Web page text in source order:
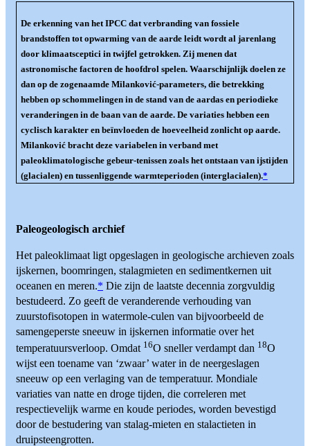
De erkenning van het IPCC dat verbranding van fossiele
brandstoffen tot opwarming van de aarde leidt wordt al jarenlang
door klimaatsceptici in twijfel getrokken. Zij menen dat
astronomische factoren de hoofdrol spelen. Waarschijnlijk doelen ze
dan op de zogenaamde Milanković-parameters, die betrekking
hebben op schommelingen in de stand van de aardas en periodieke
veranderingen in de baan van de aarde. De variaties hebben een
cyclisch karakter en beïnvloeden de hoeveelheid zonlicht op aarde.
Milanković bracht deze variabelen in verband met
paleoklimatologische gebeur-tenissen zoals het ontstaan van ijstijden
(glacialen) en tussenliggende warmteperioden (interglacialen).*
Paleogeologisch archief
Het paleoklimaat ligt opgeslagen in geologische archieven zoals
ijskernen, boomringen, stalagmieten en sedimentkernen uit
oceanen en meren.* Die zijn de laatste decennia zorgvuldig
bestudeerd. Zo geeft de veranderende verhouding van
zuurstofisotopen in watermole-culen van bijvoorbeeld de
samengeperste sneeuw in ijskernen informatie over het
temperatuursverloop. Omdat 16O sneller verdampt dan 18O
wijst een toename van ‘zwaar’ water in de neergeslagen
sneeuw op een verlaging van de temperatuur. Mondiale
variaties van natte en droge tijden, die correleren met
respectievelijk warme en koude periodes, worden bevestigd
door de bestudering van stalag-mieten en stalactieten in
druipsteengrotten.